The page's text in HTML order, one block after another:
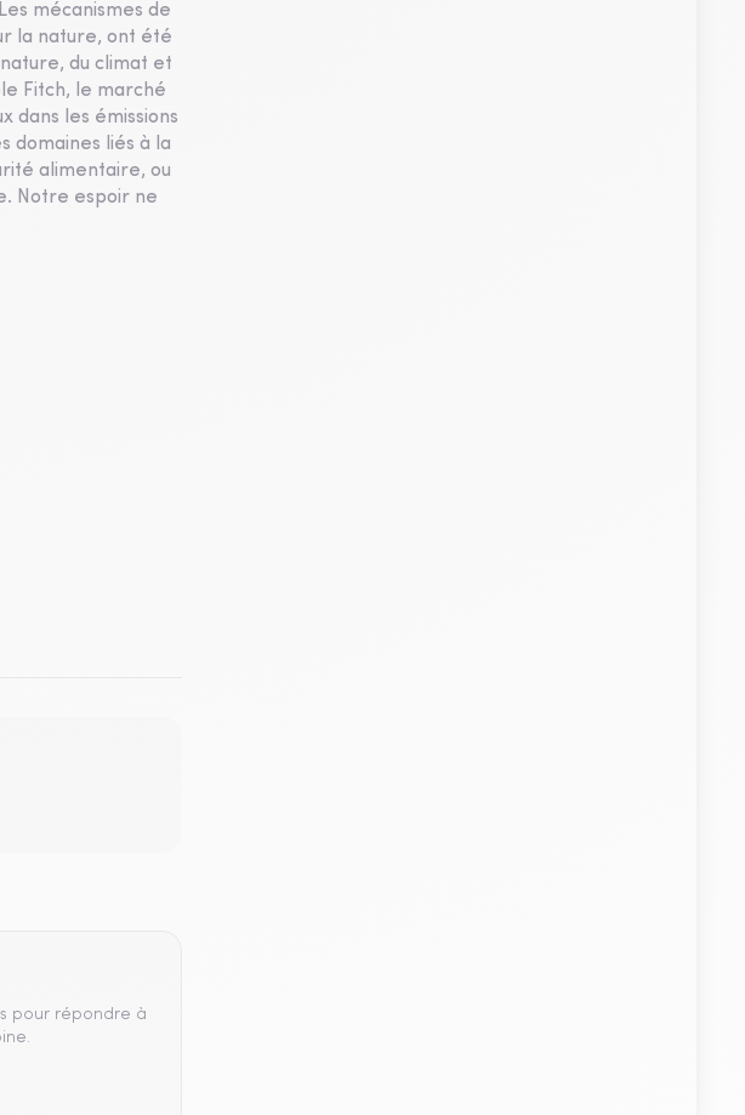
mécanismes de
la nature, ont été
du climat et
Fitch, le marché
dans les émissions
domaines liés à la
alimentaire, ou
Notre espoir ne
pour répondre à